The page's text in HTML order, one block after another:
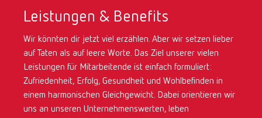
Leistungen & Benefits
Wir könnten dir jetzt viel erzählen. Aber wir setzen lieber
auf Taten als auf leere Worte. Das Ziel unserer vielen
Leistungen für Mitarbeitende ist einfach formuliert:
Zufriedenheit, Erfolg, Gesundheit und Wohlbefinden in
einem harmonischen Gleichgewicht. Dabei orientieren wir
uns an unseren Unternehmenswerten, leben